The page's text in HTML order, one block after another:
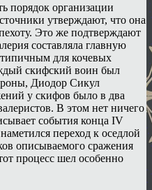
порядок организации
утверждают, что она
Это же подтверждают
составляла главную
для кочевых
скифский воин был
Диодор Сикул
у скифов было в два
В этом нет ничего
события конца IV
переход к оседлой
описываемого сражения
процесс шел особенно